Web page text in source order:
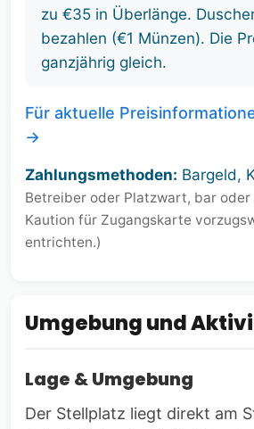
zu €35 in Überlänge.
bezahlen (€1 Münzen). Die
ganzjährig gleich.
Für aktuelle
→
Zahlungsmethoden: Bargeld,
Betreiber oder Platzwart, bar
Kaution für Zugangskarte
entrichten.)
Umgebung und
Lage & Umgebung
Der Stellplatz liegt direkt am